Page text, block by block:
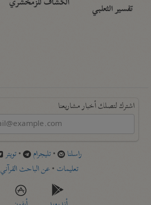
تفسير الثعلبي
الكشاف للزمخشري
اشترك لتصلك أخبار مشاريعنا
راسلنا •تليجرام •تويتر
تعليمات •عن الباحث القرآني